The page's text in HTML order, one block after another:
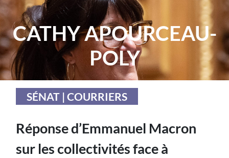
CATHY APOURCEAU-
POLY
SÉNAT | COURRIERS
Réponse d’Emmanuel Macron
sur les collectivités face à